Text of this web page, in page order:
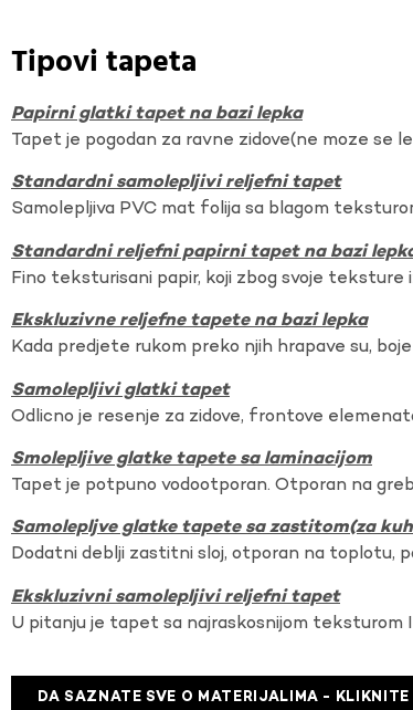
Tipovi tapeta
Papirni glatki tapet na bazi lepka
Tapet je pogodan za ravne zidove(ne moze se
Standardni samolepljivi reljefni tapet
Samolepljiva PVC mat folija sa blagom
Standardni reljefni papirni tapet na bazi
Fino teksturisani papir, koji zbog svoje teksture
Ekskluzivne reljefne tapete na bazi lepka
Kada predjete rukom preko njih hrapave su,
Samolepljivi glatki tapet
Odlicno je resenje za zidove, frontove
Smolepljive glatke tapete sa laminacijom
Tapet je potpuno vodootporan. Otporan na
Samolepljve glatke tapete sa zastitom(za
Dodatni deblji zastitni sloj, otporan na toplotu,
Ekskluzivni samolepljivi reljefni tapet
U pitanju je tapet sa najraskosnijom
DA SAZNATE SVE O MATERIJALIMA - KLIKNITE